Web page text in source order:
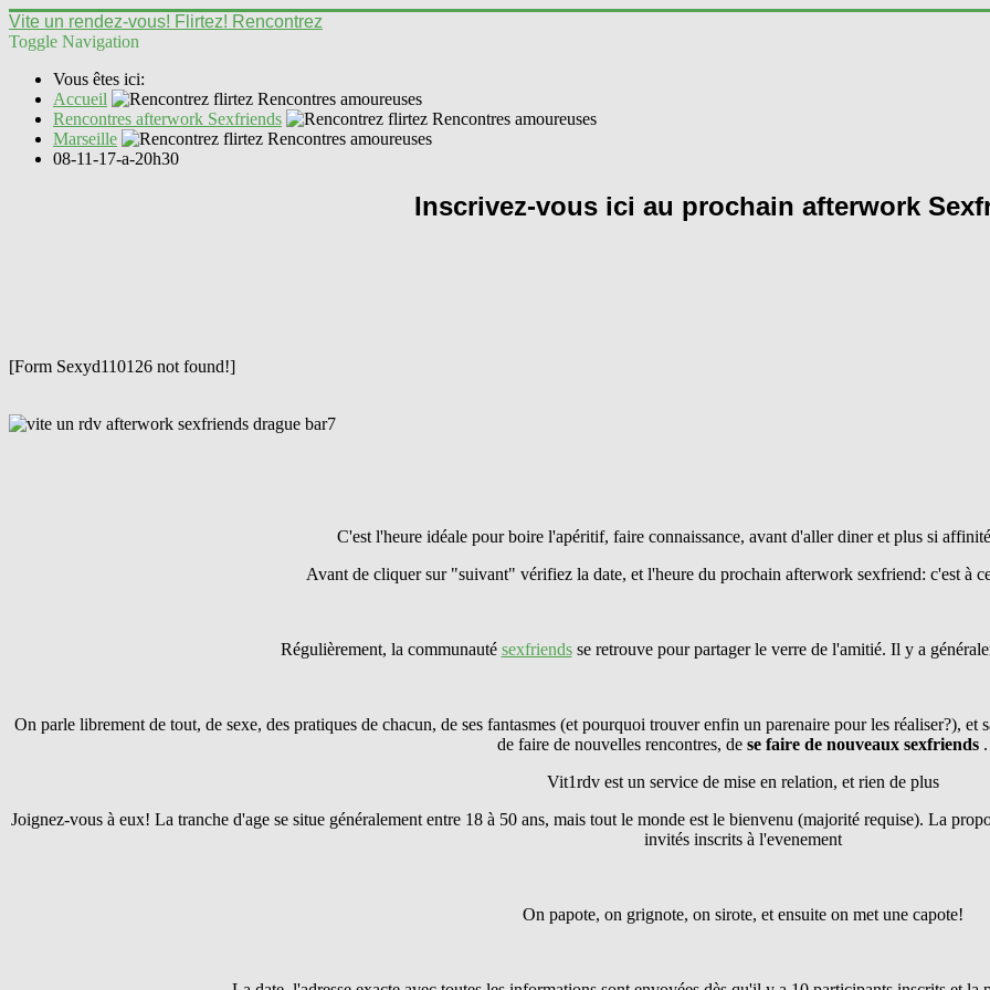
Vite un rendez-vous! Flirtez! Rencontrez
Toggle Navigation
Vous êtes ici:
Accueil
Rencontres afterwork Sexfriends
Marseille
08-11-17-a-20h30
Inscrivez-vous ici au prochain afterwork
[Form Sexyd110126 not found!]
C'est l'heure idéale pour boire l'apéritif, faire connaissance, avant d'aller diner et plus si
Avant de cliquer sur "suivant" vérifiez la date, et l'heure du prochain afterwork sexfriend: c'est à
Régulièrement, la communauté sexfriendsse retrouve pour partager le verre de l'amitié. Il y a
On parle librement de tout, de sexe, des pratiques de chacun, de ses fantasmes (et pourquoi trouver enfin un parenaire pour les réaliser?), et
de faire de nouvelles rencontres, de se faire de nouveaux sexfriends .
Vit1rdv est un service de mise en relation, et rien de plus
Joignez-vous à eux! La tranche d'age se situe généralement entre 18 à 50 ans, mais tout le monde est le bienvenu (majorité requise). La
invités inscrits à l'evenement
On papote, on grignote, on sirote, et ensuite on met une capote!